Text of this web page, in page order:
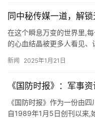
同中秘传媒一道，解
在这个瞬息万变的世界里,
的心血结晶被更多人看见
新闻 2025年1月21日
《国防时报》：军事
《国防时报》作为一份由
自1989年1月5日创刊以来,